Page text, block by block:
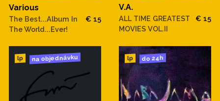
Various
The Best...Album In
The World...Ever!
€ 15
V.A.
ALL TIME GREATEST
MOVIES VOL.II
€ 15
lp na objednávku lp do 24h